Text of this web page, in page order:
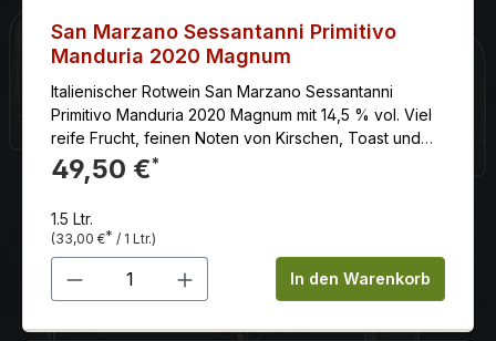
San Marzano Sessantanni Primitivo
Manduria 2020 Magnum
Italienischer Rotwein San Marzano Sessantanni
Primitivo Manduria 2020 Magnum mit 14,5 % vol. Viel
reife Frucht, feinen Noten von Kirschen, Toast und
Vanille. Die Tannine sind ebenfalls süß und samtig
gereift, das Finale lang, mit schöner Säure- Süße-
49,50 €*
1.5 Ltr.
(33,00 €* / 1 Ltr.)
Produkt Anzahl: Gib denIn den Warenkorb